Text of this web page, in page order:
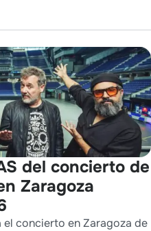
del concierto de
Zaragoza
concierto en Zaragoza de